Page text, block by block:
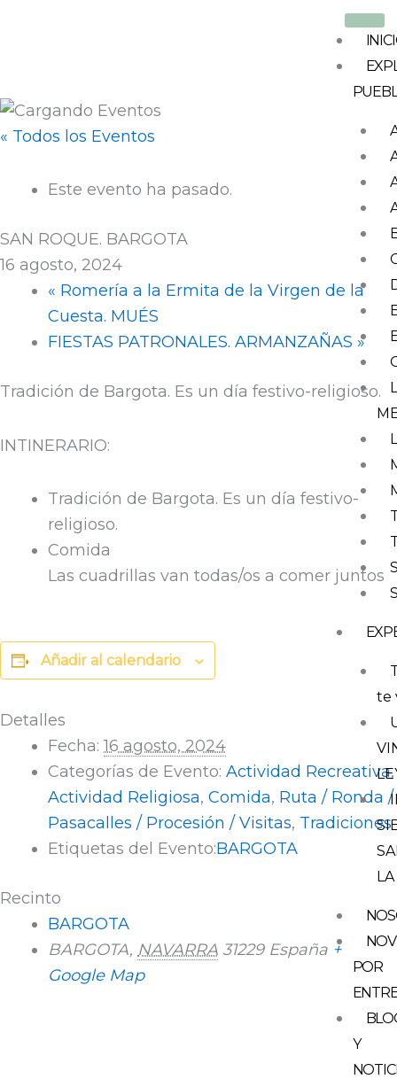
te
POR
Y
« Todos los Eventos
Este evento ha pasado.
SAN ROQUE. BARGOTA
16 agosto, 2024
« Romería a la Ermita de la Virgen de la
Cuesta. MUÉS
FIESTAS PATRONALES. ARMANZAÑAS »
Tradición de Bargota. Es un día festivo-religioso.
INTINERARIO:
Tradición de Bargota. Es un día festivo-
religioso.
Comida
Las cuadrillas van todas/os a comer juntos
Añadir al calendario
Detalles
Fecha: 16 agosto, 2024
Categorías de Evento: Actividad Recreativa,
Actividad Religiosa, Comida, Ruta / Ronda /
Pasacalles / Procesión / Visitas, Tradiciones
Etiquetas del Evento:BARGOTA
Recinto
BARGOTA
BARGOTA, NAVARRA 31229 España +
Google Map